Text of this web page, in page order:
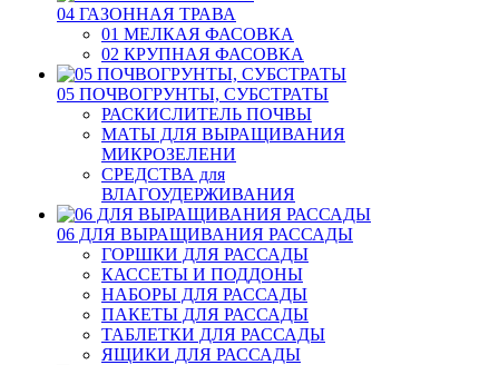
04 ГАЗОННАЯ ТРАВА
01 МЕЛКАЯ ФАСОВКА
02 КРУПНАЯ ФАСОВКА
05 ПОЧВОГРУНТЫ, СУБСТРАТЫ
РАСКИСЛИТЕЛЬ ПОЧВЫ
МАТЫ ДЛЯ ВЫРАЩИВАНИЯ
МИКРОЗЕЛЕНИ
СРЕДСТВА для
ВЛАГОУДЕРЖИВАНИЯ
06 ДЛЯ ВЫРАЩИВАНИЯ РАССАДЫ
ГОРШКИ ДЛЯ РАССАДЫ
КАССЕТЫ И ПОДДОНЫ
НАБОРЫ ДЛЯ РАССАДЫ
ПАКЕТЫ ДЛЯ РАССАДЫ
ТАБЛЕТКИ ДЛЯ РАССАДЫ
ЯЩИКИ ДЛЯ РАССАДЫ